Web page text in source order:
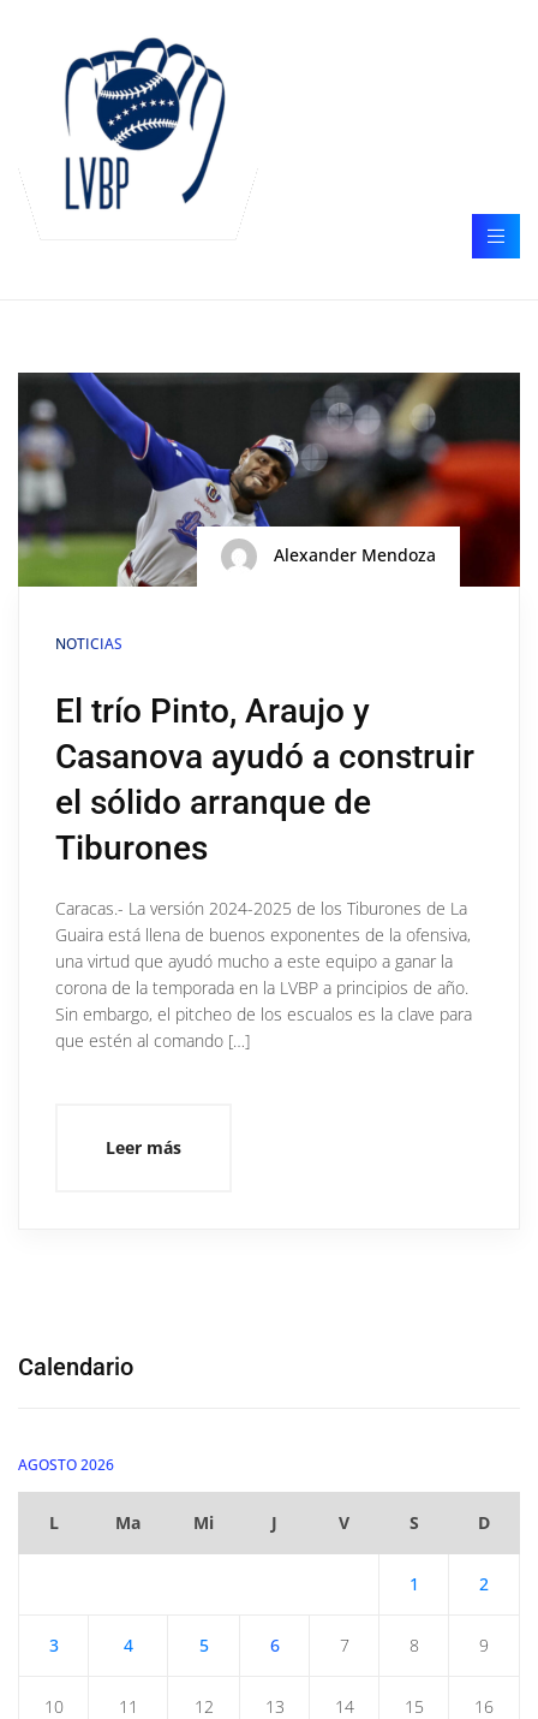
Alexander Mendoza
NOTICIAS
El trío Pinto, Araujo y
Casanova ayudó a construir
el sólido arranque de
Tiburones
Caracas.- La versión 2024-2025 de los Tiburones de La
Guaira está llena de buenos exponentes de la ofensiva,
una virtud que ayudó mucho a este equipo a ganar la
corona de la temporada en la LVBP a principios de año.
Sin embargo, el pitcheo de los escualos es la clave para
que estén al comando […]
Leer más
Calendario
AGOSTO 2026
L Ma Mi J V S D
1 2
3 4 5 6 7 8 9
10 11 12 13 14 15 16